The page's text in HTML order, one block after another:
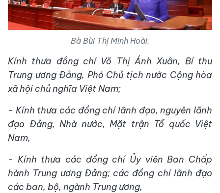
Bà Bùi Thị Minh Hoài.
Kính thưa đồng chí Võ Thị Ánh Xuân, Bí thư
Trung ương Đảng, Phó Chủ tịch nước Cộng hòa
xã hội chủ nghĩa Việt Nam;
- Kính thưa các đồng chí lãnh đạo, nguyên lãnh
đạo Đảng, Nhà nước, Mặt trận Tổ quốc Việt
Nam,
- Kính thưa các đồng chí Ủy viên Ban Chấp
hành Trung ương Đảng; các đồng chí lãnh đạo
các ban, bộ, ngành Trung ương,